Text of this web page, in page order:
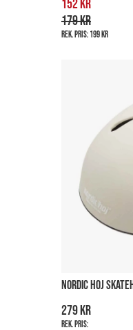
152 kr
179 kr
Rek. pris:199 kr
NORDIC HOJ
279 kr
Rek. pris: